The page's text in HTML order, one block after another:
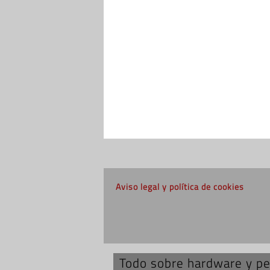
Aviso legal y política de cookies
Todo sobre hardware y